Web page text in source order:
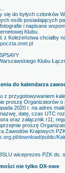
się do byłych członków
osób posiadających
i napisane
Klubu.
z Koleżeństwa chciałby
Klubu
do kalendarza
z przygotowywaniem
proszę Organizatorów o
2020 r. na adres
datę, czas UTC
oraz załącznik r11;
proszę
Zawodów Krajowych
download/public/
wiceprezes PZK ds.
nie tylko DX-owe